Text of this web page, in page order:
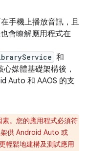
手機上播放音訊，且
會瞭解應用程式在
和
媒體基礎架構後，
Auto 和 AAOS 的支
。您的應用程式必須符
供 Android Auto 或
輕鬆地建構及測試應用